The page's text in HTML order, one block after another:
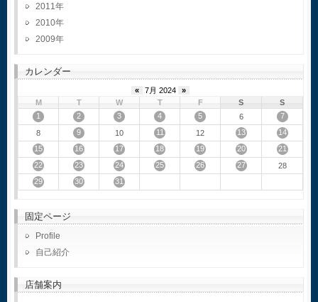
2011
2010
2009
カレンダー
« 7月 2024
»
M
T W T F S
S
1
2 3 4 5 6
7
8
9 10 11 12 13
14
15
16 17 18 19 20
21
22
23 24 25 26 27
28
29
30 31
固定ページ
Profile
自己紹介
店舗案内